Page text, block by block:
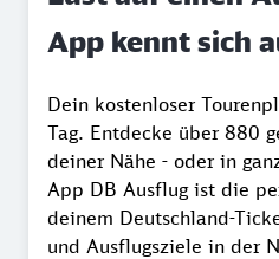
App kennt sich
Dein kostenloser
Tag. Entdecke über 880
deiner Nähe - oder in
App DB Ausflug ist die
deinem Deutschland-
und Ausflugsziele in der